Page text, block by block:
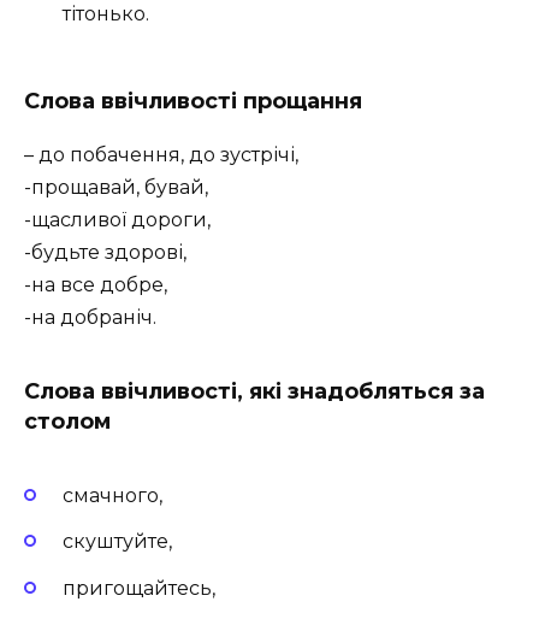
тітонько.
Слова ввічливості прощання
– до побачення, до зустрічі,
-прощавай, бувай,
-щасливої дороги,
-будьте здорові,
-на все добре,
-на добраніч.
Слова ввічливості, які знадобляться за
столом
смачного,
скуштуйте,
пригощайтесь,